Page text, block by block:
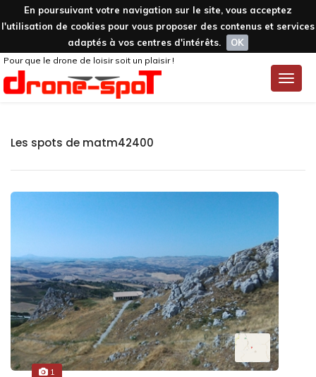
En poursuivant votre navigation sur le site, vous acceptez
l'utilisation de cookies pour vous proposer des contenus et services
adaptés à vos centres d'intérêts.
OK
Toggle
Pour que le drone de loisir soit un plaisir !
Les spots de matm42400
1